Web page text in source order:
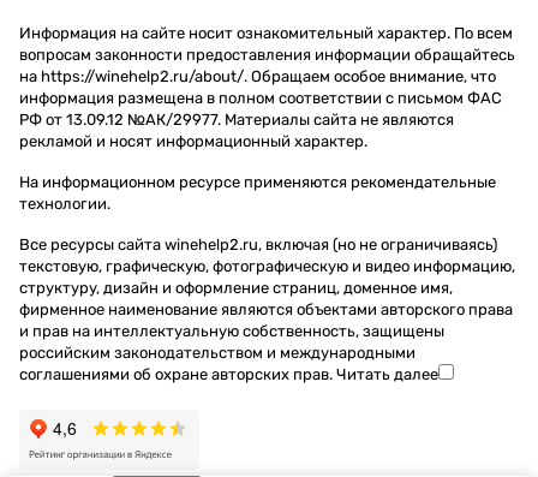
Информация на сайте носит ознакомительный характер. По всем
вопросам законности предоставления информации обращайтесь
на https://winehelp2.ru/about/. Обращаем особое внимание, что
информация размещена в полном соответствии с письмом ФАС
РФ от 13.09.12 №АК/29977. Материалы сайта не являются
рекламой и носят информационный характер.
На информационном ресурсе применяются рекомендательные
технологии.
Все ресурсы сайта winehelp2.ru, включая (но не ограничиваясь)
текстовую, графическую, фотографическую и видео информацию,
структуру, дизайн и оформление страниц, доменное имя,
фирменное наименование являются объектами авторского права
и прав на интеллектуальную собственность, защищены
российским законодательством и международными
соглашениями об охране авторских прав. Читать далее